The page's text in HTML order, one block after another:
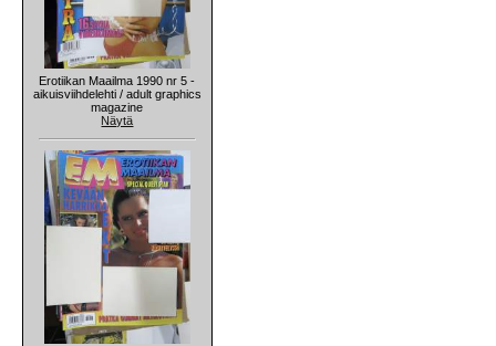
Erotiikan Maailma 1990 nr 5 -
aikuisviihdelehti / adult graphics
magazine
Näytä